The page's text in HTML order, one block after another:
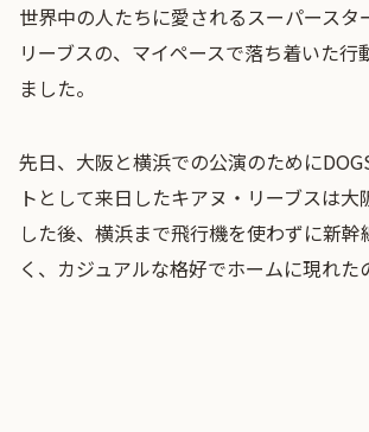
世界中の人たちに愛されるスーパースタ
リーブスの、マイペースで落ち着いた行
ました。
先日、大阪と横浜での公演のために
トとして来日したキアヌ・リーブスは
した後、横浜まで飛行機を使わずに新幹
く、カジュアルな格好でホームに現れた